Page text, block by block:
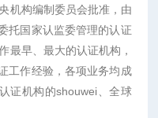
机构编制委员会批准，由
托国家认监委管理的认证
最早、最大的认证机构，
工作经验，各项业务均成
证机构的shouwei、全球